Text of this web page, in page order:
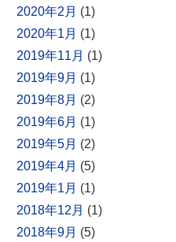
2020年2月 (1)
2020年1月 (1)
2019年11月 (1)
2019年9月 (1)
2019年8月 (2)
2019年6月 (1)
2019年5月 (2)
2019年4月 (5)
2019年1月 (1)
2018年12月 (1)
2018年9月 (5)